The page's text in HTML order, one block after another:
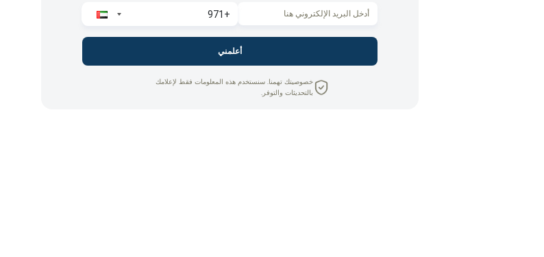
أعلمني
خصوصيتك تهمنا. سنستخدم هذه المعلومات فقط لإعلامك
بالتحديثات والتوفر.